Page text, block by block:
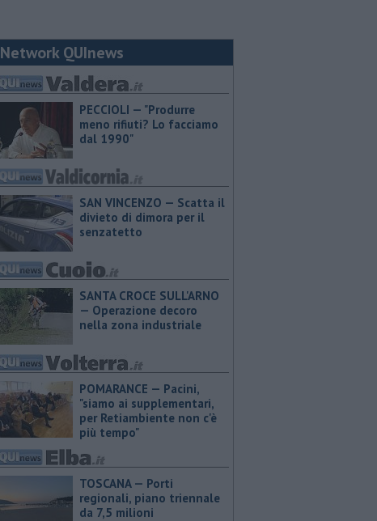
Network QUInews
PECCIOLI — "Produrre
meno rifiuti? Lo facciamo
dal 1990"
SAN VINCENZO — Scatta il
divieto di dimora per il
senzatetto
SANTA CROCE SULL'ARNO
— Operazione decoro
nella zona industriale
POMARANCE — Pacini,
"siamo ai supplementari,
per Retiambiente non c'è
più tempo"
TOSCANA — Porti
regionali, piano triennale
da 7,5 milioni